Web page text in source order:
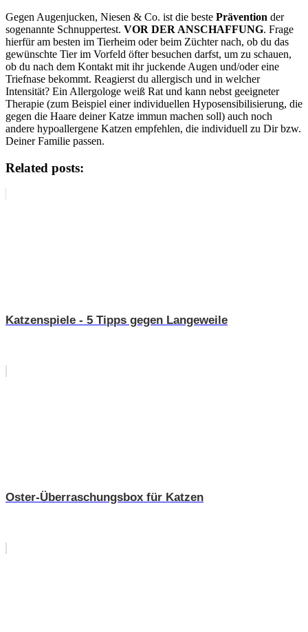
Gegen Augenjucken, Niesen & Co. ist die beste Prävention der
sogenannte Schnuppertest. VOR DER ANSCHAFFUNG. Frage
hierfür am besten im Tierheim oder beim Züchter nach, ob du das
gewünschte Tier im Vorfeld öfter besuchen darfst, um zu schauen,
ob du nach dem Kontakt mit ihr juckende Augen und/oder eine
Triefnase bekommt. Reagierst du allergisch und in welcher
Intensität? Ein Allergologe weiß Rat und kann nebst geeigneter
Therapie (zum Beispiel einer individuellen Hyposensibilisierung, die
gegen die Haare deiner Katze immun machen soll) auch noch
andere hypoallergene Katzen empfehlen, die individuell zu Dir bzw.
Deiner Familie passen.
Related posts:
Katzenspiele - 5 Tipps gegen Langeweile
Oster-Überraschungsbox für Katzen